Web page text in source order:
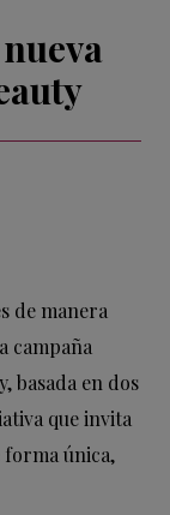
de manera
campaña
basada en dos
que invita
forma única,